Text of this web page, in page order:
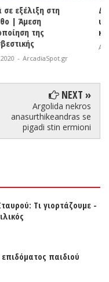
| Χορήγηση
του ΕΑΠ στους
ασθενέστερους
31, 2020
NEXT »
Argolida nekros
anasurthikeandras se
pigadi stin ermioni
Τι γιορτάζουμε -
παιδιού